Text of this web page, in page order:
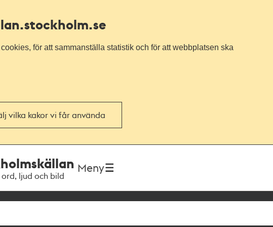
.stockholm.se
för att sammanställa statistik och för att webbplatsen ska
vilka kakor vi får använda
ljud och bild
Meny